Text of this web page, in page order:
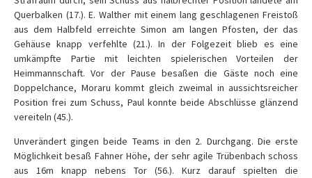
Querbalken (17.). E. Walther mit einem lang geschlagenen Freistoß
aus dem Halbfeld erreichte Simon am langen Pfosten, der das
Gehäuse knapp verfehlte (21.). In der Folgezeit blieb es eine
umkämpfte Partie mit leichten spielerischen Vorteilen der
Heimmannschaft. Vor der Pause besaßen die Gäste noch eine
Doppelchance, Moraru kommt gleich zweimal in aussichtsreicher
Position frei zum Schuss, Paul konnte beide Abschlüsse glänzend
vereiteln (45.).
Unverändert gingen beide Teams in den 2. Durchgang. Die erste
Möglichkeit besaß Fahner Höhe, der sehr agile Trübenbach schoss
aus 16m knapp nebens Tor (56.). Kurz darauf spielten die